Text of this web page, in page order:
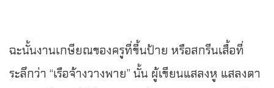
ฉะนั้นงานเกษียณของครูที่ขี้นป้าย หรือสกรีนเสื้อที่
ระลึกว่า “เรือจ้างวางพาย” นั้น ผู้เขียนแสลงหู แสลงตา